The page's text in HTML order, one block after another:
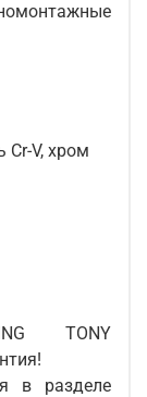
Cr-V, хром
TONY
в разделе